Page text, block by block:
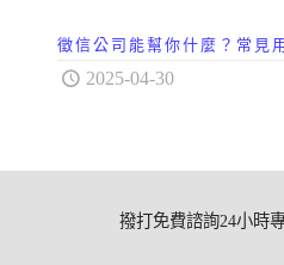
徵信公司能幫你什麼？常見
2025-04-30
撥打免費諮詢24小時